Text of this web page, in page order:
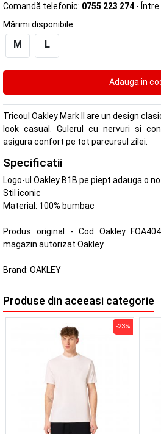
Comandă telefonic: 0755 223 274 - Între
Mărimi disponibile:
M L
Tricoul Oakley Mark II are un design
look casual. Gulerul cu nervuri si
asigura confort pe tot parcursul zilei.
Specificatii
Logo-ul Oakley B1B pe piept adauga o
Stil iconic
Material: 100% bumbac
Produs original - Cod Oakley
magazin autorizat Oakley
Brand: OAKLEY
Produse din aceeasi categorie
-23%